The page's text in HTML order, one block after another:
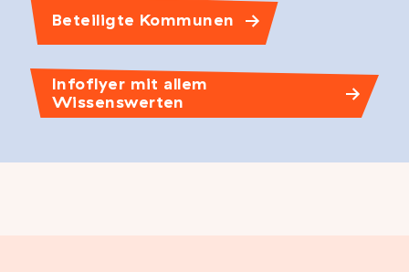
Beteiligte Kommunen
Infoflyer mit allem
Wissenswerten